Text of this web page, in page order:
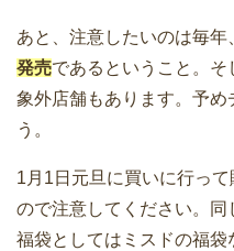
あと、注意したいのは毎年
発売であるということ。
象外店舗もあります。予め
う。
1月1日元旦に買いに行っ
ので注意してください。
福袋としてはミスドの福袋